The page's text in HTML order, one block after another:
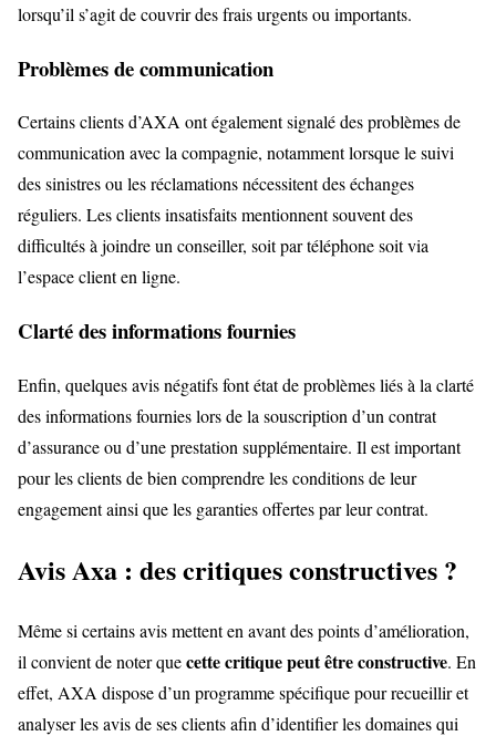
lorsqu’il s’agit de couvrir des frais urgents ou importants.
Problèmes de communication
Certains clients d’AXA ont également signalé des problèmes de
communication avec la compagnie, notamment lorsque le suivi
des sinistres ou les réclamations nécessitent des échanges
réguliers. Les clients insatisfaits mentionnent souvent des
difficultés à joindre un conseiller, soit par téléphone soit via
l’espace client en ligne.
Clarté des informations fournies
Enfin, quelques avis négatifs font état de problèmes liés à la clarté
des informations fournies lors de la souscription d’un contrat
d’assurance ou d’une prestation supplémentaire. Il est important
pour les clients de bien comprendre les conditions de leur
engagement ainsi que les garanties offertes par leur contrat.
Avis Axa : des critiques constructives ?
Même si certains avis mettent en avant des points d’amélioration,
il convient de noter quecette critique peut être constructive. En
effet, AXA dispose d’un programme spécifique pour recueillir et
analyser les avis de ses clients afin d’identifier les domaines qui